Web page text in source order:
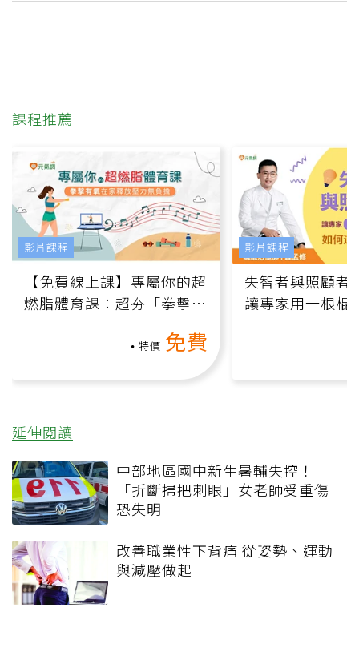
課程推薦
【免費線上課】專屬你的超
燃脂體育課：超夯「拳擊有
特價 免費
影片課程
失智者與照顧者
讓專家用一根棍
影片課程
延伸閱讀
中部地區國中新生暑輔失控！
「折斷掃把刺眼」女老師受重傷
恐失明
改善職業性下背痛 從姿勢、運動
與減壓做起